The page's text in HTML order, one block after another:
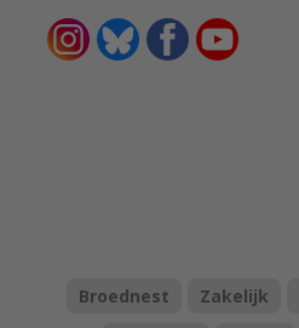
Broednest Zakelijk